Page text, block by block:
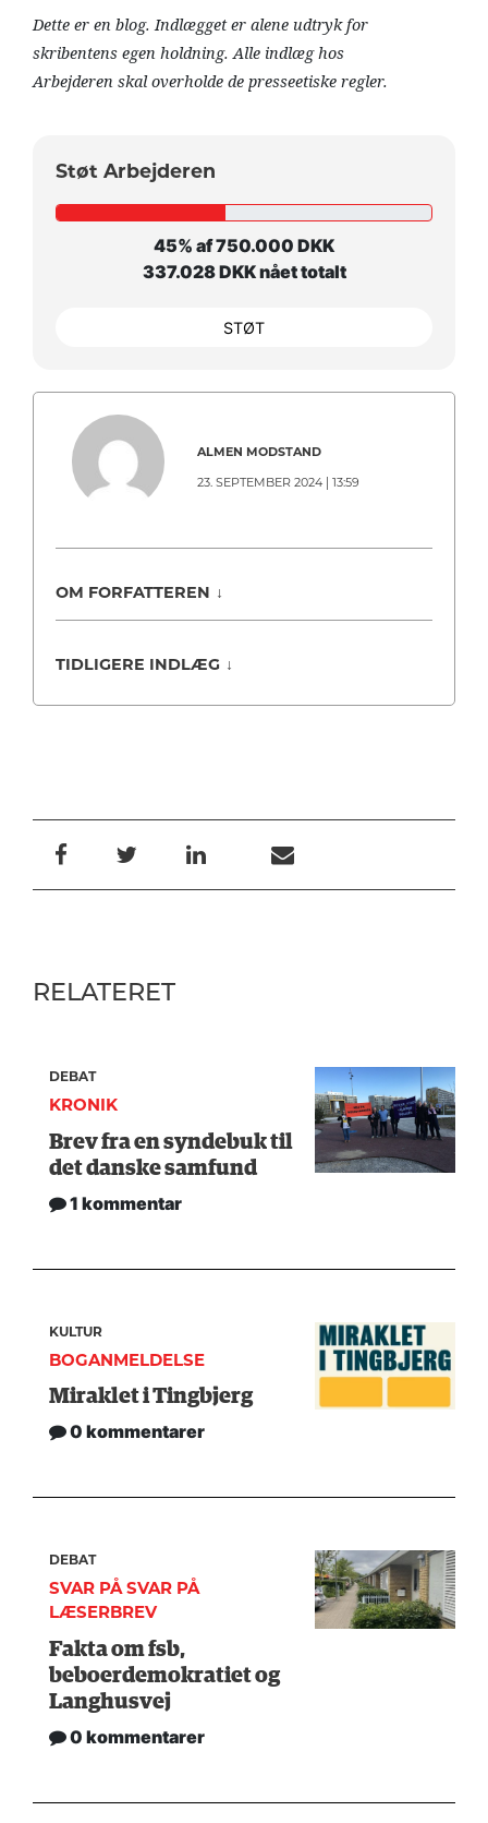
Dette er en blog. Indlægget er alene udtryk for
skribentens egen holdning. Alle indlæg hos
Arbejderen skal overholde de presseetiske regler.
Støt Arbejderen
45% af 750.000 DKK
337.028 DKK nået totalt
STØT
ALMEN MODSTAND
23. SEPTEMBER 2024 | 13:59
OM FORFATTEREN ↓
TIDLIGERE INDLÆG ↓
RELATERET
DEBAT
KRONIK
Brev fra en syndebuk til
det danske samfund
1 kommentar
KULTUR
BOGANMELDELSE
Miraklet i Tingbjerg
0 kommentarer
DEBAT
SVAR PÅ SVAR PÅ
LÆSERBREV
Fakta om fsb,
beboerdemokratiet og
Langhusvej
0 kommentarer